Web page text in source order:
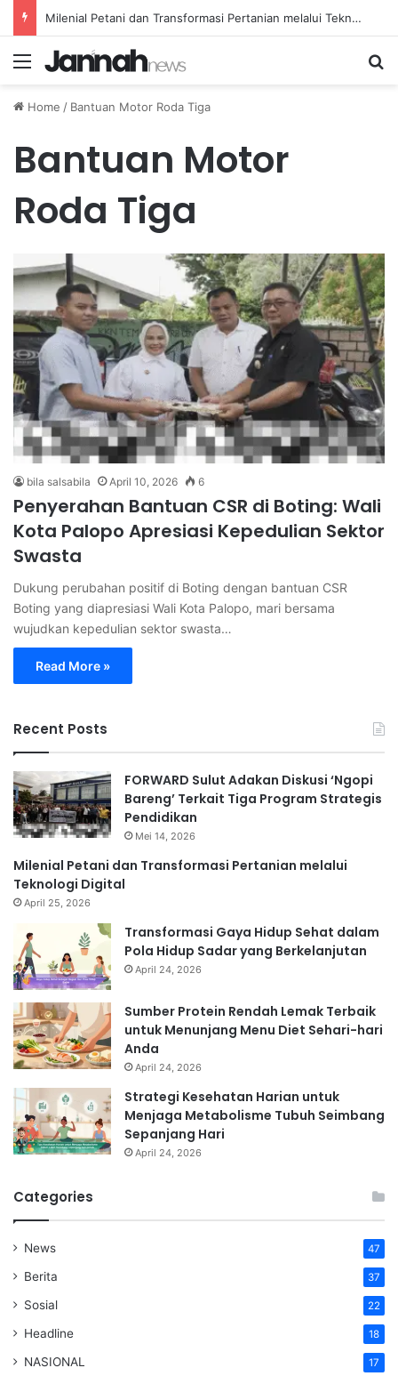
Milenial Petani dan Transformasi Pertanian melalui Teknologi Digital
Menu
Home / Bantuan Motor Roda Tiga
Bantuan Motor
Roda Tiga
bila salsabila April 10, 2026 6
Penyerahan Bantuan CSR di Boting: Wali
Kota Palopo Apresiasi Kepedulian Sektor
Swasta
Dukung perubahan positif di Boting dengan bantuan CSR
Boting yang diapresiasi Wali Kota Palopo, mari bersama
wujudkan kepedulian sektor swasta…
Read More »
Recent Posts
FORWARD Sulut Adakan Diskusi ‘Ngopi
Bareng’ Terkait Tiga Program Strategis
Pendidikan
Mei 14, 2026
Milenial Petani dan Transformasi Pertanian melalui
Teknologi Digital
April 25, 2026
Transformasi Gaya Hidup Sehat dalam
Pola Hidup Sadar yang Berkelanjutan
April 24, 2026
Sumber Protein Rendah Lemak Terbaik
untuk Menunjang Menu Diet Sehari-hari
Anda
April 24, 2026
Strategi Kesehatan Harian untuk
Menjaga Metabolisme Tubuh Seimbang
Sepanjang Hari
April 24, 2026
Categories
News 47
Berita 37
Sosial 22
Headline 18
NASIONAL 17